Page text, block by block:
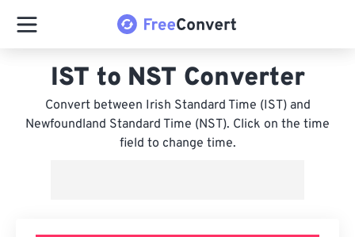
IST to NST Converter
Convert between Irish Standard Time (IST) and
Newfoundland Standard Time (NST). Click on the time
field to change time.